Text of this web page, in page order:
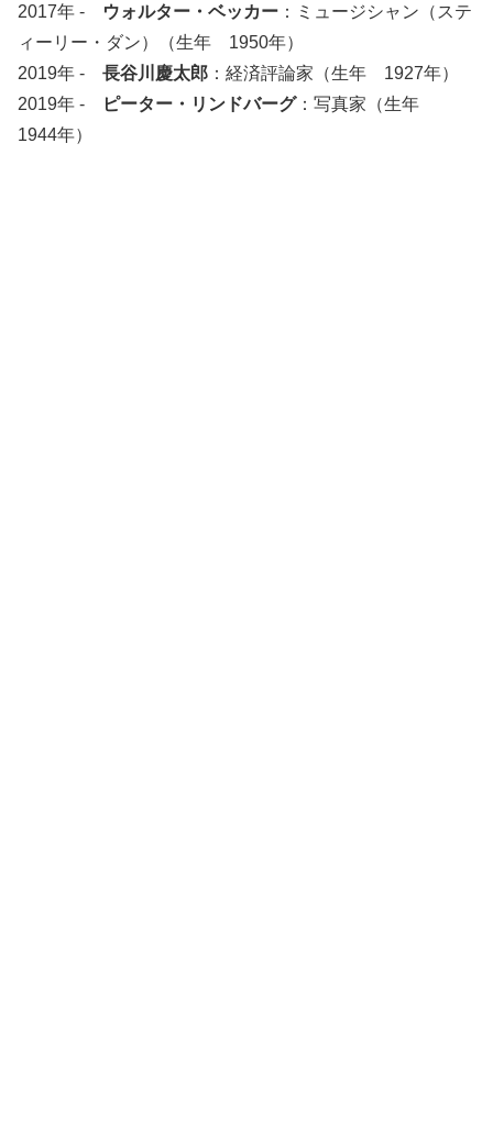
2017年 -
ウォルター・ベッカー ：ミュージシャン（ステ
ィーリー・ダン）（生年 1950年）
2019年 - 長谷川慶太郎 ：経済評論家（生年 1927年）
2019年 -
ピーター・リンドバーグ：写真家（生年
1944年）